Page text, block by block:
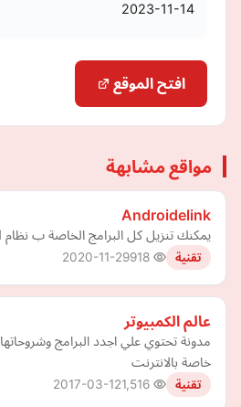
2023-11-14
افتح الموقع
مواقع مشابهة
Androidelink
يمكنك تنزيل كل البرامج الخاصة ب نظام Android مجانا
تقنية 2020-11-29
عالم الكمبيوتر
مدونة تحتوي علي اجدد البرامج
خاصة بالانترنت
تقنية 2017-03-12